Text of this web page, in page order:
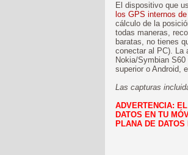
El dispositivo que
los GPS internos
cálculo de la
todas maneras,
baratas, no tienes
conectar al PC). La
Nokia/Symbian
superior o Android,
Las capturas
ADVERTENCIA:
DATOS EN TU
PLANA DE